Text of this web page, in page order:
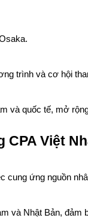
trình và cơ hội
và quốc tế, mở
CPA Việt
cung ứng nguồn
và Nhật Bản, đảm